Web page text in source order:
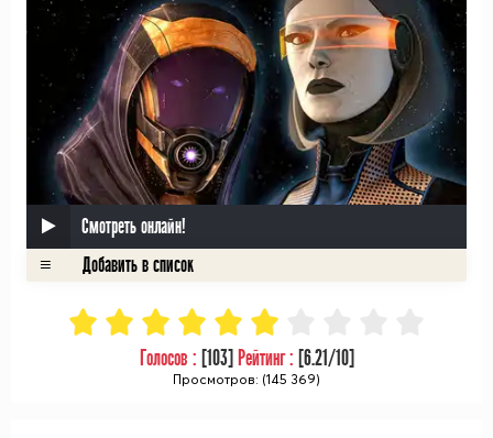
Смотреть онлайн!
Голосов : [103] Рейтинг : [6.21/10]
Просмотров: (145 369)